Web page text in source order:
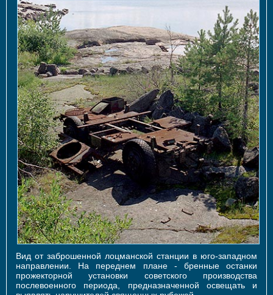
Вид от заброшенной лоцманской станции в юго-западном
направлении. На переднем плане - бренные останки
прожекторной установки советского производства
послевоенного периода, предназначенной освещать и